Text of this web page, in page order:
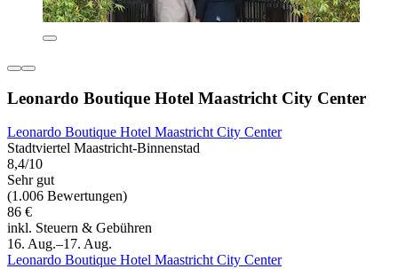
Leonardo Boutique Hotel Maastricht City Center
Leonardo Boutique Hotel Maastricht City Center
Stadtviertel Maastricht-Binnenstad
8,4/10
Sehr gut
(1.006 Bewertungen)
86 €
inkl. Steuern & Gebühren
16. Aug.–17. Aug.
Leonardo Boutique Hotel Maastricht City Center